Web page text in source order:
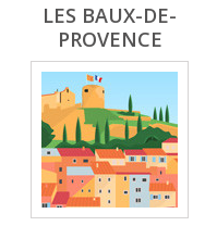
LES BAUX-DE-
PROVENCE